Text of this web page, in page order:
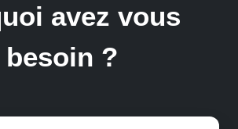
avez vous
besoin ?